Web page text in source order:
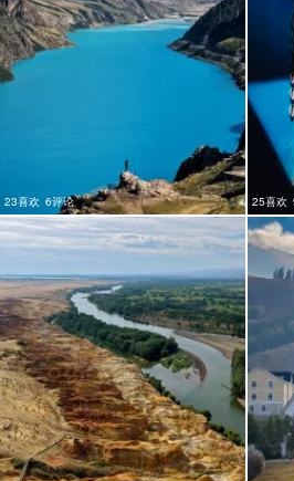
23喜欢 6评论 25喜欢